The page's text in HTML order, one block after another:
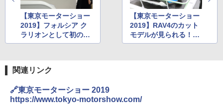
【東京モーターショー
2019】フォルシア ク
ラリオンとして初の東
京モーターショー出
【東京モーターショー
2019】RAV4のカット
モデルが見られる！
ジェイテクトブース詳
関連リンク
🔗東京モーターショー 2019
https://www.tokyo-motorshow.com/